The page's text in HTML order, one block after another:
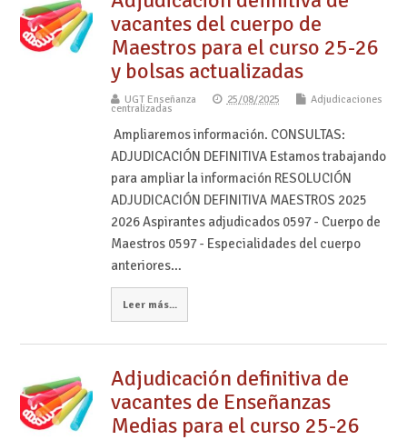
vacantes del cuerpo de
Maestros para el curso 25-26
y bolsas actualizadas
UGT Enseñanza 25/08/2025 Adjudicaciones
centralizadas
Ampliaremos información. CONSULTAS:
ADJUDICACIÓN DEFINITIVA Estamos trabajando
para ampliar la información RESOLUCIÓN
ADJUDICACIÓN DEFINITIVA MAESTROS 2025
2026 Aspirantes adjudicados 0597 - Cuerpo de
Maestros 0597 - Especialidades del cuerpo
anteriores…
Leer más...
Adjudicación definitiva de
vacantes de Enseñanzas
Medias para el curso 25-26